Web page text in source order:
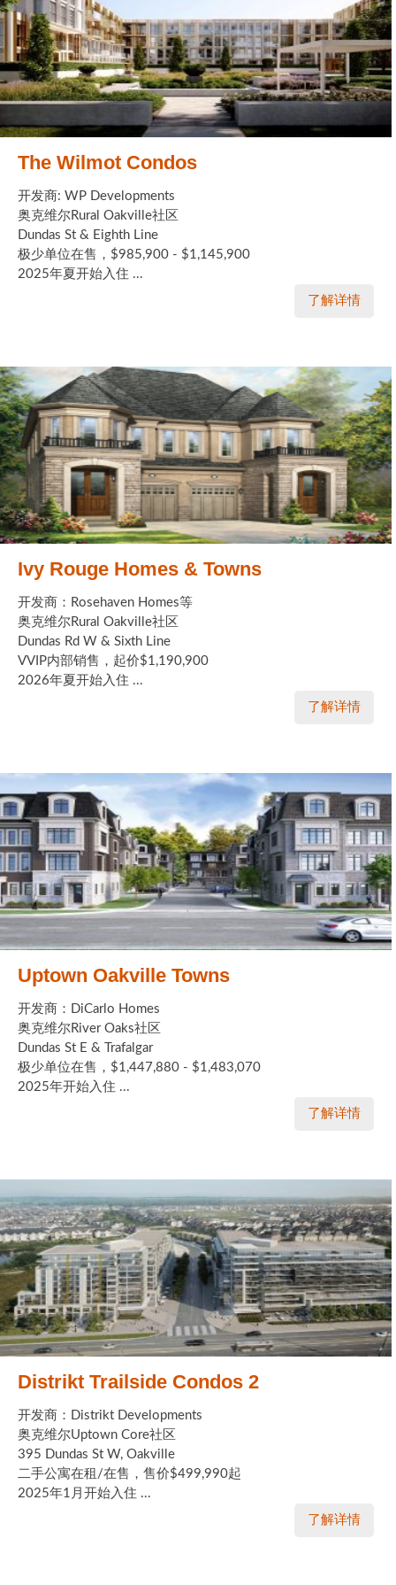
The Wilmot Condos
开发商: WP Developments
奥克维尔Rural Oakville社区
Dundas St & Eighth Line
极少单位在售，$985,900 - $1,145,900
2025年夏开始入住 ...
了解详情
Ivy Rouge Homes & Towns
开发商：Rosehaven Homes等
奥克维尔Rural Oakville社区
Dundas Rd W & Sixth Line
VVIP内部销售，起价$1,190,900
2026年夏开始入住 ...
了解详情
Uptown Oakville Towns
开发商：DiCarlo Homes
奥克维尔River Oaks社区
Dundas St E & Trafalgar
极少单位在售，$1,447,880 - $1,483,070
2025年开始入住 ...
了解详情
Distrikt Trailside Condos 2
开发商：Distrikt Developments
奥克维尔Uptown Core社区
395 Dundas St W, Oakville
二手公寓在租/在售，售价$499,990起
2025年1月开始入住 ...
了解详情